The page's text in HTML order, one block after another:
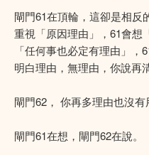
閘門61在頂輪，這卻是相反
重視「原因理由」，61會想
「任何事也必定有理由」
明白理由，無理由，你說再
閘門62， 你再多理由也沒有
閘門61在想，閘門62在說。